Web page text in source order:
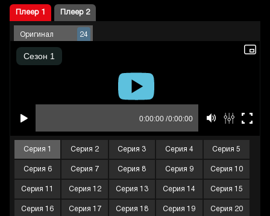
Плеер 1 Плеер 2
Оригинал 24
Серия 1 Серия 2 Серия 3 Серия 4 Серия 5
Серия 6 Серия 7 Серия 8 Серия 9 Серия 10
Серия 11 Серия 12 Серия 13 Серия 14 Серия 15
Серия 16 Серия 17 Серия 18 Серия 19 Серия 20